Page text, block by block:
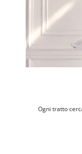
Ogni tratto